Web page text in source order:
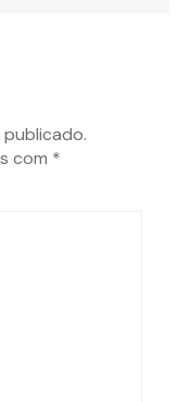
com *